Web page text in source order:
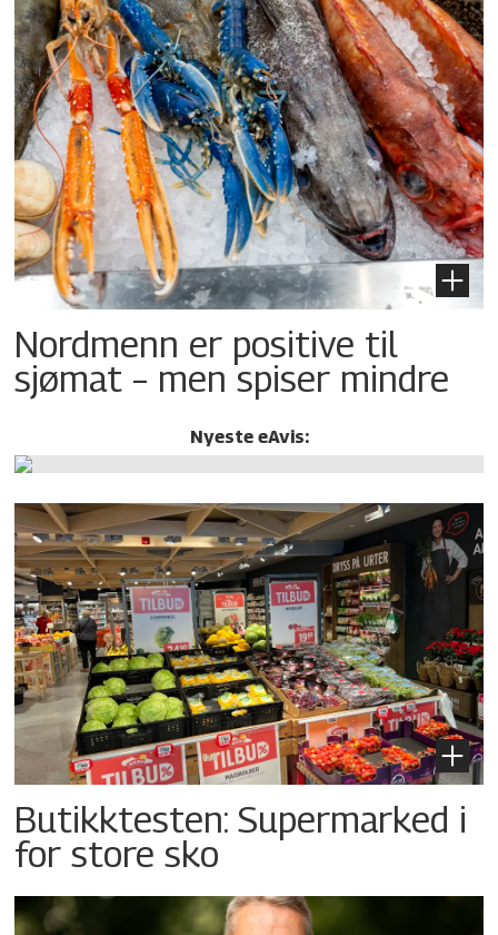
Nordmenn er positive til
sjømat – men spiser mindre
Nyeste eAvis:
Butikktesten: Supermarked i
for store sko